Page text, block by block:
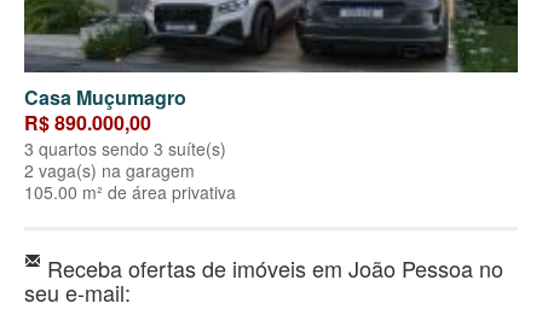
Casa Muçumagro
R$ 890.000,00
3 quartos sendo 3 suíte(s)
2 vaga(s) na garagem
105.00 m² de área privativa
Receba ofertas de imóveis em João Pessoa no
seu e-mail: